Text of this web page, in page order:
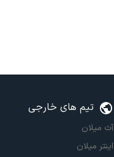
تیم های خارجی
آث میلان
اینتر میلان